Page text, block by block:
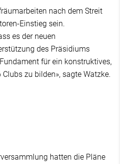
nach dem Streit
Einstieg sein.
es der neuen
des Präsidiums
für ein konstruktives,
zu bilden», sagte Watzke.
hatten die Pläne